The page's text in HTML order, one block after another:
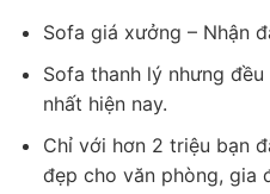
Sofa giá xưởng – Nhận
Sofa thanh lý nhưng
nhất hiện nay.
Chỉ với hơn 2 triệu bạn
đẹp cho văn phòng, gia